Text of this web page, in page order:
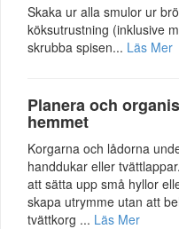
Skaka ur alla smulor ur
köksutrustning (inklusive
skrubba spisen... Läs Mer
Planera och
hemmet
Korgarna och lådorna
handdukar eller
att sätta upp små hyllor
skapa utrymme utan att
tvättkorg ... Läs Mer